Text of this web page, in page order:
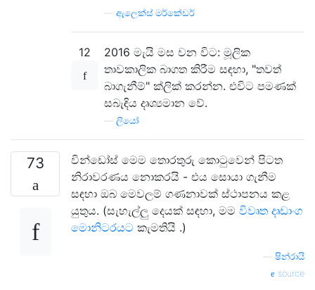
ඇලෙක්ස් මර්කේඩර්
12
2016 මැයි මස වන විට: මූලික
තාවකාලික බාගත කිරීම සඳහා, "තවත්
බාගැනීම්" ක්ලික් කරන්න. එවිට පමණක්
සබැඳිය දෘශ්‍යමාන වේ.
ලියෝ
73
වින්ඩෝස් මෙම තොරතුරු කොටුවෙන් පිටත
නිරාවරණය නොකරයි - එය සොයා ගැනීම
සඳහා ඔබ මෙවලම් ගණනාවක් ස්ථාපනය කළ
යුතුය. (සැහැල්ලු දෙයක් සඳහා, මම විවෘත දෘඩාංග
මොනිටරයට කැමතියි .)
ෂින්රායි
source